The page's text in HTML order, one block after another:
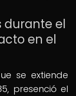
durante el
en el
se extiende
presenció el